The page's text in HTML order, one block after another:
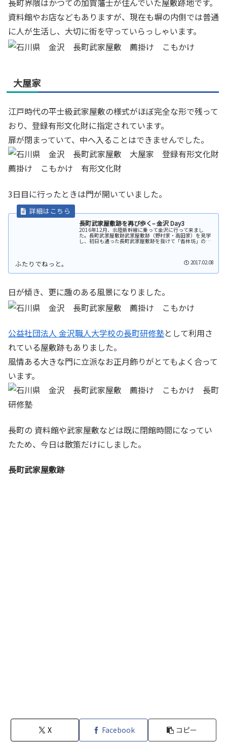
長町界隈はかつての加賀藩士が住んでいた屋敷跡地です。
資料館やお店などもありますが、現在も塀の内側では普通
に人が生活し、大切に街を守っていらっしゃいます。
大屋家
江戸時代の平士級武家屋敷の様式がほぼ完全な形で残って
おり、登録有形文化財に指定されています。
扉が閉まっていて、中へ入ることはできませんでした。
3日目に行ったときは門が開いていました。
長町武家屋敷跡を再び歩く– 金沢 Day3
2016年12月、北陸新幹線に乗って金沢に行って来まし
た。長町武家屋敷跡武家屋敷跡（野村家・高田家）を見学
し、初日も通った長町武家屋敷跡を抜けて「香林坊」のバ
2017.02.08
日が傾き、更に趣のある風景になりました。
公益社団法人 金沢職人大学校の長町研修塾として利用さ
れている屋敷跡もありました。
風情ある大きな門に立派なお正月飾りがとてもよく合って
います。
長町の 資料館や武家屋敷などは既に閉館時間になってい
たため、今日は散策だけにしました。
長町武家屋敷跡
X Facebook コピー